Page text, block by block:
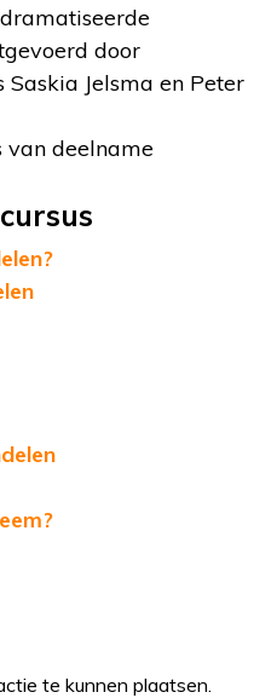
door
Jelsma en Peter
deelname
te kunnen plaatsen.